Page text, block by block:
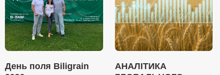
День поля Biligrain
АНАЛІТИКА